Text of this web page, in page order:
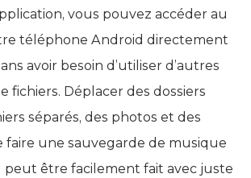
vous pouvez accéder au
téléphone Android directement
avoir besoin d’utiliser d’autres
fichiers. Déplacer des dossiers
séparés, des photos et des
faire une sauvegarde de musique
peut être facilement fait avec juste